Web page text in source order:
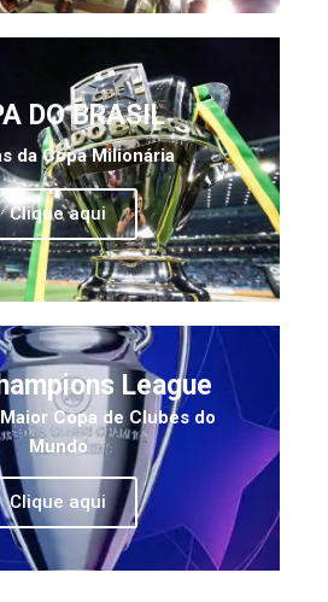
DO BRASIL
da Copa Milionária
Clique aqui
League
Copa de Clubes do
Mundo
Clique aqui